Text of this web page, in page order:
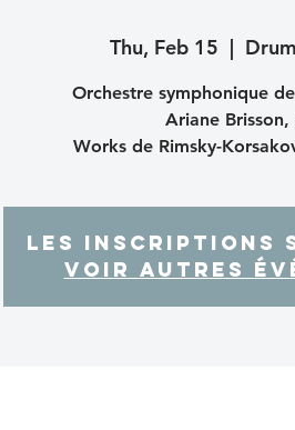
Thu, Feb 15
  |
Orchestre symphonique
Ariane
Works de Rimsky-
Les inscriptions
Voir autres